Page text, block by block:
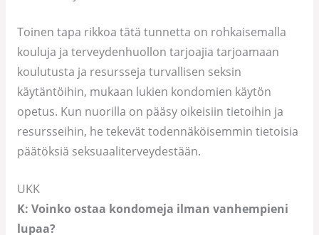
Toinen tapa rikkoa tätä tunnetta on rohkaisemalla
kouluja ja terveydenhuollon tarjoajia tarjoamaan
koulutusta ja resursseja turvallisen seksin
käytäntöihin, mukaan lukien kondomien käytön
opetus. Kun nuorilla on pääsy oikeisiin tietoihin ja
resursseihin, he tekevät todennäköisemmin tietoisia
päätöksiä seksuaaliterveydestään.
UKK
K: Voinko ostaa kondomeja ilman vanhempieni
lupaa?